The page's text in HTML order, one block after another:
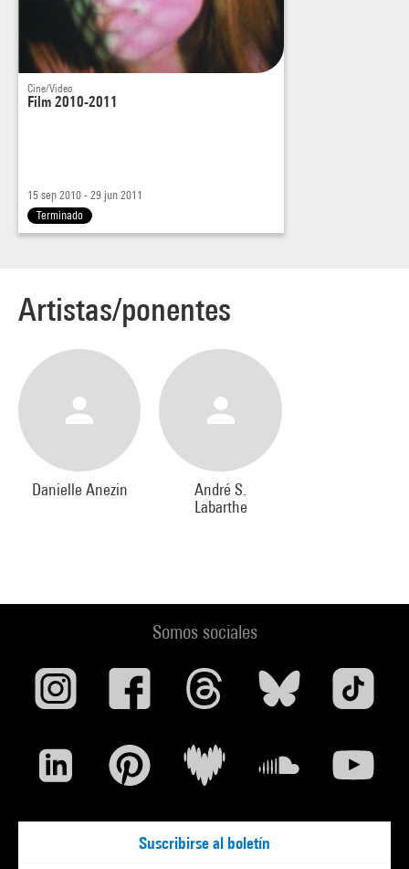
Cine/Video
Film 2010-2011
15 sep 2010 - 29 jun 2011
Terminado
Artistas/ponentes
Danielle Anezin
André S.
Labarthe
Somos sociales
Suscribirse al boletín